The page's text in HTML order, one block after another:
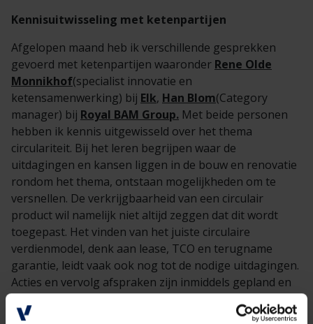
Kennisuitwisseling met ketenpartijen
Afgelopen maand heb ik verschillende gesprekken
gevoerd met ketenpartijen waaronder Rene Olde
Monnikhof(specialist innovatie en
ketensamenwerking) bij Elk, Han Blom(Category
manager) bij Royal BAM Group. Met beide personen
hebben ik kennis uitgewisseld over het thema
circulariteit. Bij het leren begrijpen waar de
uitdagingen en kansen liggen in de bouw en renovatie
rondom het thema, ontstaan mogelijkheden om te
versnellen. De verkrijgbaarheid van een circulair
product wil namelijk niet altijd zeggen dat dit wordt
toegepast. Het vinden van het juiste circulaire
verdienmodel, denk aan lease, TCO en terugname
garantie, leidt vaak ook nog tot de nodige uitdagingen.
Acties en vervolg afspraken zijn inmiddels gepland en
jullie worden het komende jaar bijgepraat over dit
onderwerp.